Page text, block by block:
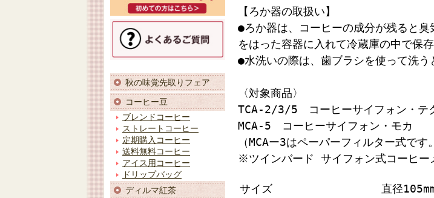
秋の味覚先取りフェア
コーヒー豆
ブレンドコーヒー
ストレートコーヒー
定期購入コーヒー
送料無料コーヒー
アイス用コーヒー
ドリップバッグ
ディルマ紅茶
【ろか器の取扱い】
●ろか器は、コーヒーの成分が残ると
をはった容器に入れて冷蔵庫の中で保
●水洗いの際は、歯ブラシを使って洗う
〈対象商品〉
TCA-2/3/5 コーヒーサイフォン・テ
MCA-5 コーヒーサイフォン・モカ
（MCAー3はペーパーフィルター式です
※ツインバード サイフォン式コーヒー
サイズ
直径